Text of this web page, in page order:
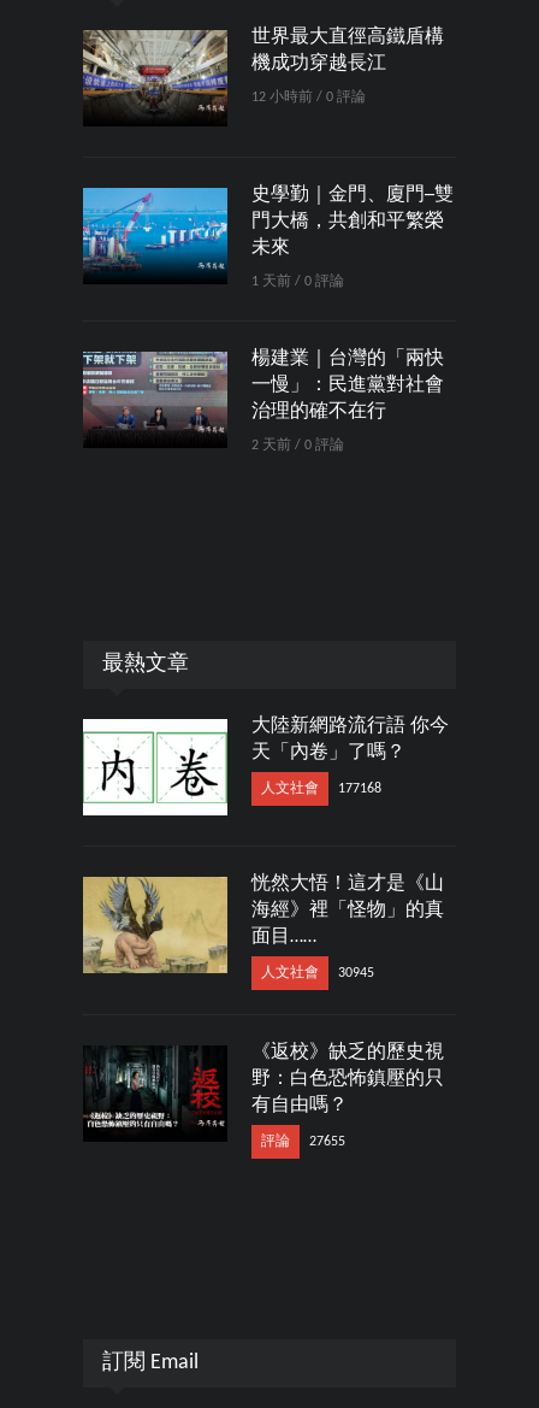
世界最大直徑高鐵盾構
機成功穿越長江
12 小時前 / 0 評論
史學勤｜金門、廈門─雙
門大橋，共創和平繁榮
未來
1 天前 / 0 評論
楊建業｜台灣的「兩快
一慢」：民進黨對社會
治理的確不在行
2 天前 / 0 評論
最熱文章
大陸新網路流行語 你今
天「內卷」了嗎？
人文社會 177168
恍然大悟！這才是《山
海經》裡「怪物」的真
面目……
人文社會 30945
《返校》缺乏的歷史視
野：白色恐怖鎮壓的只
有自由嗎？
評論 27655
訂閱 Email